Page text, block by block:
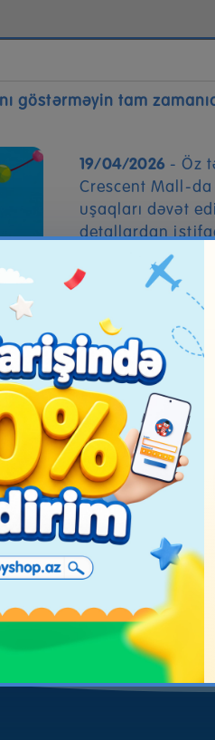
göstərməyin tam
19/04/2026 - Öz
Crescent Mall-da
uşaqları dəvət
detallardan